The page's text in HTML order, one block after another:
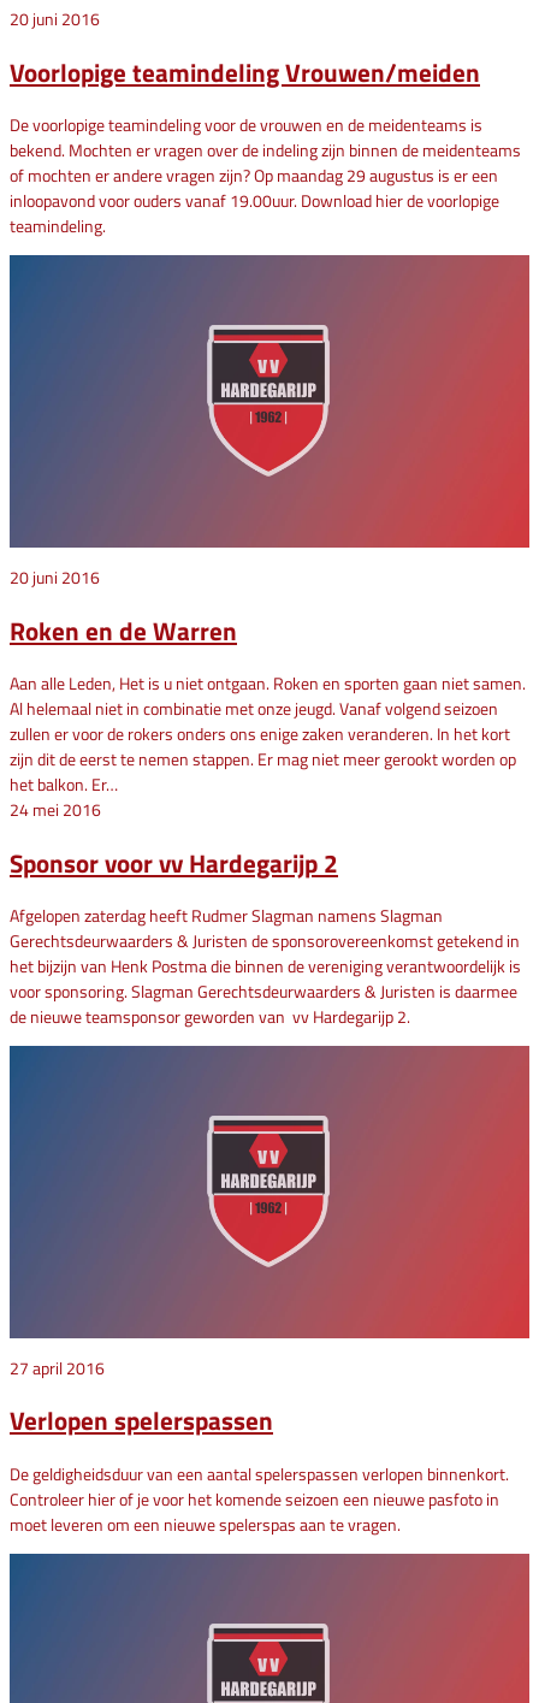
20 juni 2016
Voorlopige teamindeling Vrouwen/meiden
De voorlopige teamindeling voor de vrouwen en de meidenteams is
bekend. Mochten er vragen over de indeling zijn binnen de meidenteams
of mochten er andere vragen zijn? Op maandag 29 augustus is er een
inloopavond voor ouders vanaf 19.00uur. Download hier de voorlopige
teamindeling.
20 juni 2016
Roken en de Warren
Aan alle Leden, Het is u niet ontgaan. Roken en sporten gaan niet samen.
Al helemaal niet in combinatie met onze jeugd. Vanaf volgend seizoen
zullen er voor de rokers onders ons enige zaken veranderen. In het kort
zijn dit de eerst te nemen stappen. Er mag niet meer gerookt worden op
het balkon. Er…
24 mei 2016
Sponsor voor vv Hardegarijp 2
Afgelopen zaterdag heeft Rudmer Slagman namens Slagman
Gerechtsdeurwaarders & Juristen de sponsorovereenkomst getekend in
het bijzijn van Henk Postma die binnen de vereniging verantwoordelijk is
voor sponsoring. Slagman Gerechtsdeurwaarders & Juristen is daarmee
de nieuwe teamsponsor geworden van vv Hardegarijp 2.
27 april 2016
Verlopen spelerspassen
De geldigheidsduur van een aantal spelerspassen verlopen binnenkort.
Controleer hier of je voor het komende seizoen een nieuwe pasfoto in
moet leveren om een nieuwe spelerspas aan te vragen.